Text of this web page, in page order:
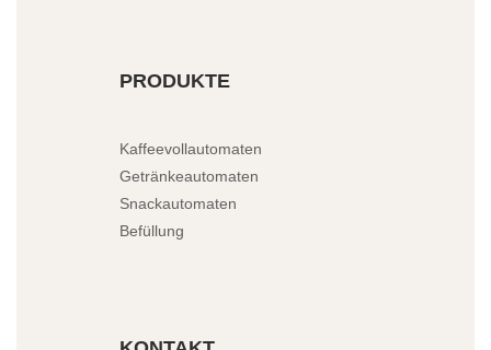
PRODUKTE
Kaffeevollautomaten
Getränkeautomaten
Snackautomaten
Befüllung